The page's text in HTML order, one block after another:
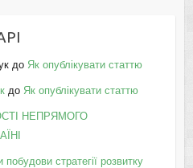
до Як опублікувати статтю
до Як опублікувати статтю
НЕПРЯМОГО
стратегії розвитку